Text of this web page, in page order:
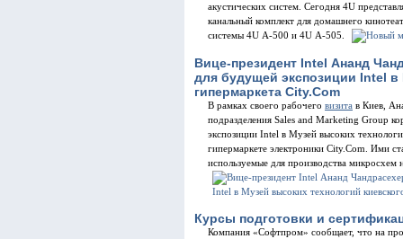
акустических систем. Сегодня 4U
канальный комплект для домашнего
системы 4U А-500 и 4U А-505.
Вице-президент Intel Ананд
для будущей экспозиции Intel в
гипермаркета City.Com
В рамках своего рабочего визита в Киев,
подразделения Sales and Marketing Group
экспозиции Intel в Музей высоких
гипермаркете электроники City.Com. Ими
используемые для производства микросхем
Курсы подготовки и
Компания «Софтпром» сообщает, что на